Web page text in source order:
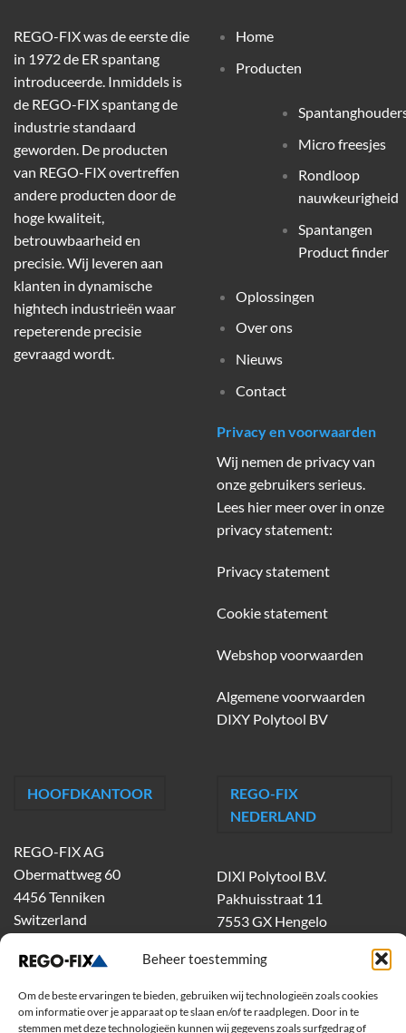
Beheer toestemming
Om de beste ervaringen te bieden, gebruiken wij technologieën zoals cookies
om informatie over je apparaat op te slaan en/of te raadplegen. Door in te
stemmen met deze technologieën kunnen wij gegevens zoals surfgedrag of
REGO-FIX was de eerste die
in 1972 de ER spantang
introduceerde. Inmiddels is
de REGO-FIX spantang de
industrie standaard
geworden. De producten
van REGO-FIX overtreffen
andere producten door de
hoge kwaliteit,
betrouwbaarheid en
precisie. Wij leveren aan
klanten in dynamische
hightech industrieën waar
repeterende precisie
gevraagd wordt.
Home
Producten
Micro freesjes
Rondloop
nauwkeurigheid
Spantangen
Product finder
Oplossingen
Over ons
Nieuws
Contact
Privacy en voorwaarden
Wij nemen de privacy van
onze gebruikers serieus.
Lees hier meer over in onze
privacy statement:
Privacy statement
Cookie statement
Webshop voorwaarden
Algemene voorwaarden
DIXY Polytool BV
HOOFDKANTOOR
REGO-FIX AG
Obermattweg 60
4456 Tenniken
Switzerland
REGO-FIX
NEDERLAND
DIXI Polytool B.V.
Pakhuisstraat 11
7553 GX Hengelo
dixiholland@dixi.com
www.dixipolytool.com